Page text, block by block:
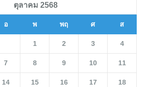
ตุลาคม 2568
อ พ พฤ ศ ส
1 2 3 4
7 8 9 10 11
14 15 16 17 18